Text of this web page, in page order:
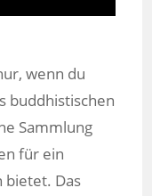
wenn du
buddhistischen
Sammlung
für ein
bietet. Das